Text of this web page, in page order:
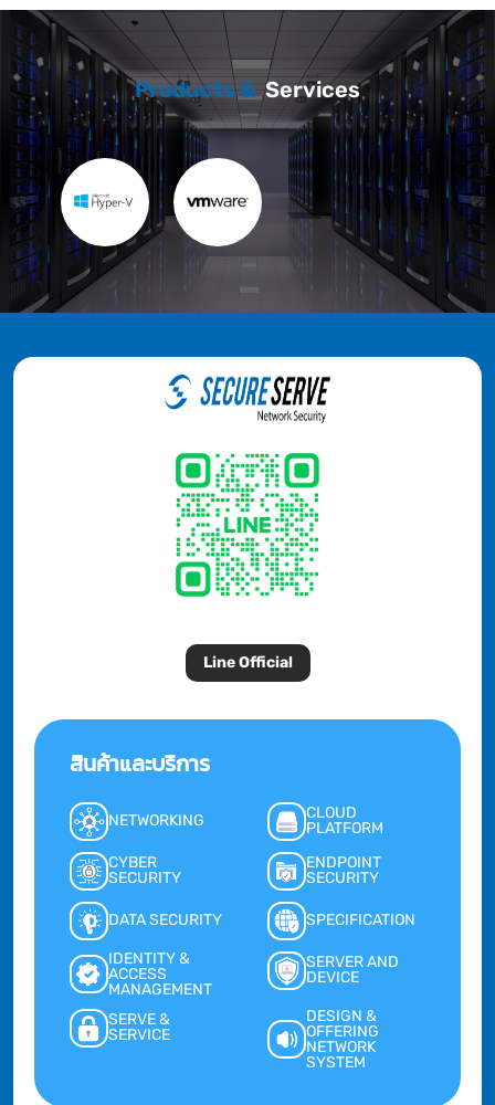
Products & Services
Line Official
สินค้าและบริการ
NETWORKING
CLOUD
PLATFORM
CYBER
SECURITY
ENDPOINT
SECURITY
DATA SECURITY SPECIFICATION
IDENTITY &
ACCESS
MANAGEMENT
SERVER AND
DEVICE
SERVE &
SERVICE
DESIGN &
OFFERING
NETWORK
SYSTEM